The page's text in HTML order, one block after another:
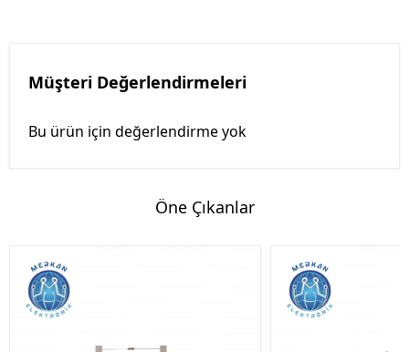
Müşteri Değerlendirmeleri
Bu ürün için değerlendirme yok
Öne Çıkanlar